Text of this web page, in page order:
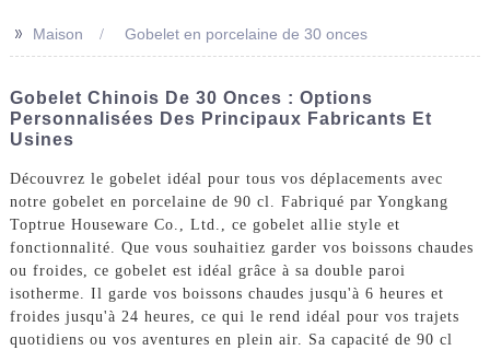
>> Maison Gobelet en porcelaine de 30 onces
Gobelet Chinois De 30 Onces : Options
Personnalisées Des Principaux Fabricants Et
Usines
Découvrez le gobelet idéal pour tous vos déplacements avec
notre gobelet en porcelaine de 90 cl. Fabriqué par Yongkang
Toptrue Houseware Co., Ltd., ce gobelet allie style et
fonctionnalité. Que vous souhaitiez garder vos boissons chaudes
ou froides, ce gobelet est idéal grâce à sa double paroi
isotherme. Il garde vos boissons chaudes jusqu'à 6 heures et
froides jusqu'à 24 heures, ce qui le rend idéal pour vos trajets
quotidiens ou vos aventures en plein air. Sa capacité de 90 cl